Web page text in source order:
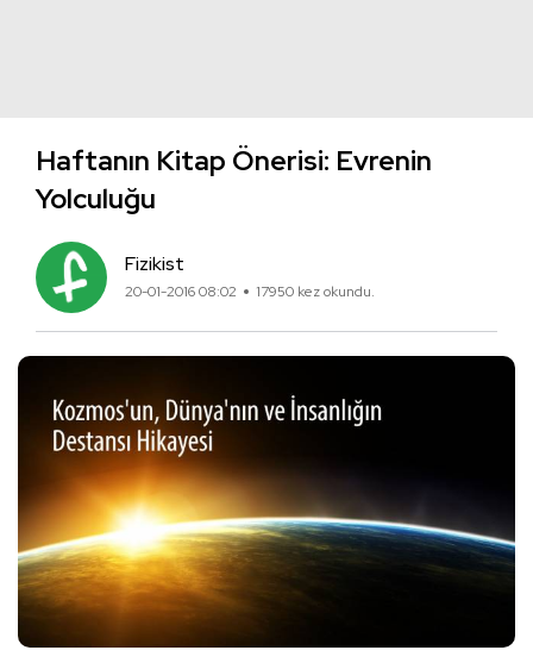
Haftanın Kitap Önerisi: Evrenin
Yolculuğu
Fizikist
20-01-2016 08:02 17950 kez okundu.